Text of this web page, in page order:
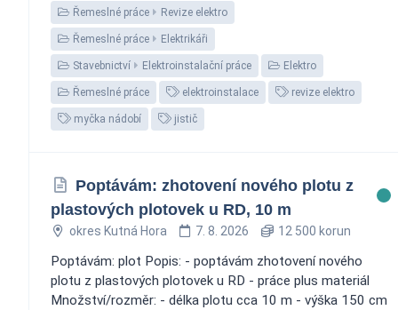
Řemeslné práce Revize elektro
Řemeslné práce Elektrikáři
Stavebnictví Elektroinstalační práce Elektro
Řemeslné práce elektroinstalace revize elektro
myčka nádobí jistič
Poptávám: zhotovení nového plotu z
plastových plotovek u RD, 10 m
okres Kutná Hora 7. 8. 2026 12 500 korun
Poptávám: plot Popis: - poptávám zhotovení nového
plotu z plastových plotovek u RD - práce plus materiál
Množství/rozměr: - délka plotu cca 10 m - výška 150 cm